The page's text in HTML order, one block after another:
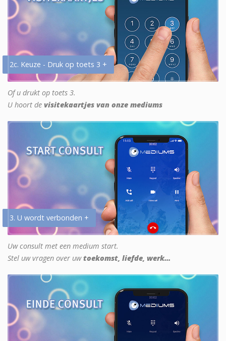
2c. Keuze - Druk op toets 3 +
Of u drukt op toets 3.
U hoort de visitekaartjes van onze mediums
3. U wordt verbonden +
Uw consult met een medium start.
Stel uw vragen over uwtoekomst, liefde, werk...